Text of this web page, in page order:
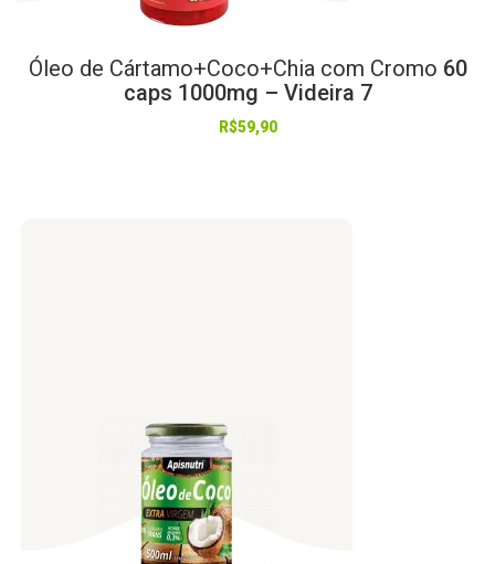
Óleo de Cártamo+Coco+Chia com Cromo 60
caps 1000mg – Videira 7
R$59,90